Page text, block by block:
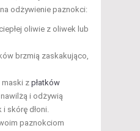
odżywienie paznokci:
oliwie z oliwek lub
brzmią zaskakująco,
maski zpłatków
i odżywią
skórę dłoni.
paznokciom